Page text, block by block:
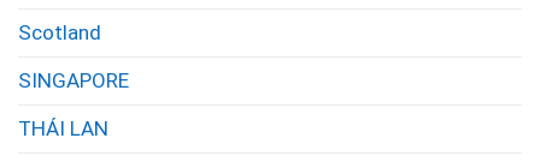
Scotland
SINGAPORE
THÁI LAN